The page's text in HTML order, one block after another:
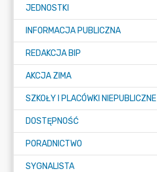
JEDNOSTKI
INFORMACJA PUBLICZNA
REDAKCJA BIP
AKCJA ZIMA
SZKOŁY I PLACÓWKI NIEPUBLICZNE
DOSTĘPNOŚĆ
PORADNICTWO
SYGNALISTA